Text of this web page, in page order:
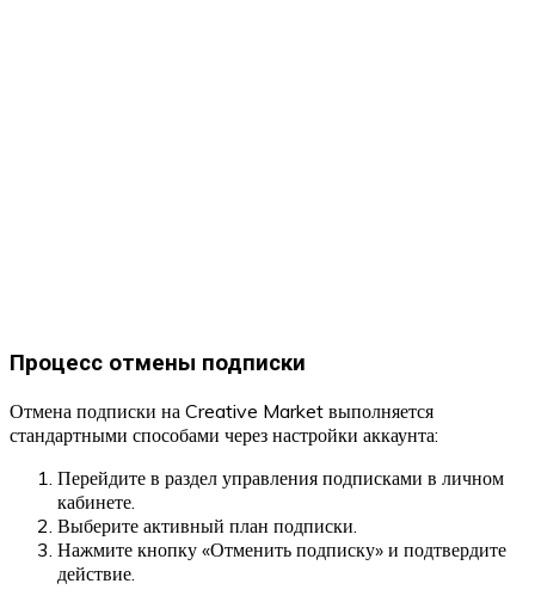
Процесс отмены подписки
Отмена подписки на Creative Market выполняется
стандартными способами через настройки аккаунта:
Перейдите в раздел управления подписками в личном
кабинете.
Выберите активный план подписки.
Нажмите кнопку «Отменить подписку» и подтвердите
действие.